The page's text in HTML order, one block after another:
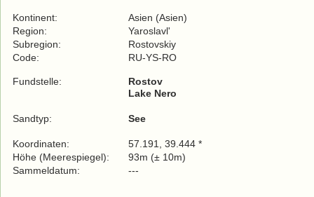
Kontinent:
Asien (Asien)
Region:
Yaroslavl'
Subregion:
Rostovskiy
Code:
RU-YS-RO
Fundstelle:
Rostov
Lake Nero
Sandtyp: See
Koordinaten:
57.191, 39.444 *
Höhe (Meerespiegel):
93m (± 10m)
Sammeldatum:
---